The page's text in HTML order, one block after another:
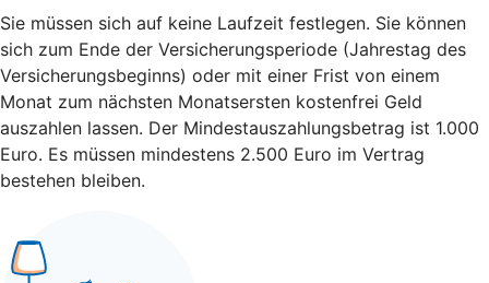
Sie müssen sich auf keine Laufzeit festlegen. Sie können
sich zum Ende der Versicherungsperiode (Jahrestag des
Versicherungsbeginns) oder mit einer Frist von einem
Monat zum nächsten Monatsersten kostenfrei Geld
auszahlen lassen. Der Mindestauszahlungsbetrag ist 1.000
Euro. Es müssen mindestens 2.500 Euro im Vertrag
bestehen bleiben.